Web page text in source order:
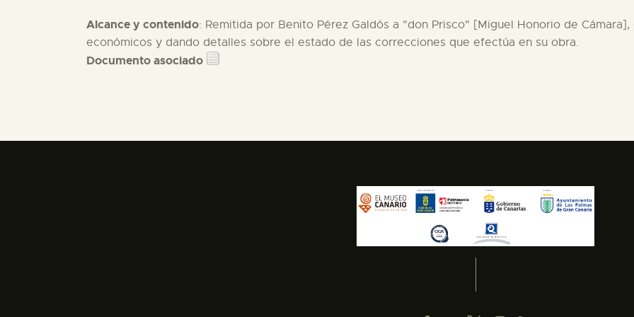
Alcance y contenido: Remitida por Benito Pérez Galdós a "don Prisco" [Miguel Honorio de
económicos y dando detalles sobre el estado de las correcciones que efectúa en su obra.
Documento asociado